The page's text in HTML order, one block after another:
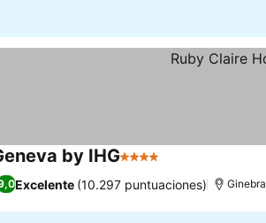
by IHG4 Estrellas
Excelente (10.297 puntuaciones) Ginebra